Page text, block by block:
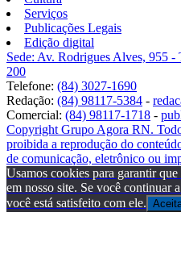
Serviços
Publicações Legais
Edição digital
Sede: Av. Rodrigues Alves, 955
200
Telefone: (84) 3027-1690
Redação: (84) 98117-5384 -
Comercial: (84) 98117-1718 -
Copyright Grupo Agora RN.
proibida a reprodução do
de comunicação, eletrônico ou
Usamos cookies para garantir
em nosso site. Se você continuar
você está satisfeito com ele.